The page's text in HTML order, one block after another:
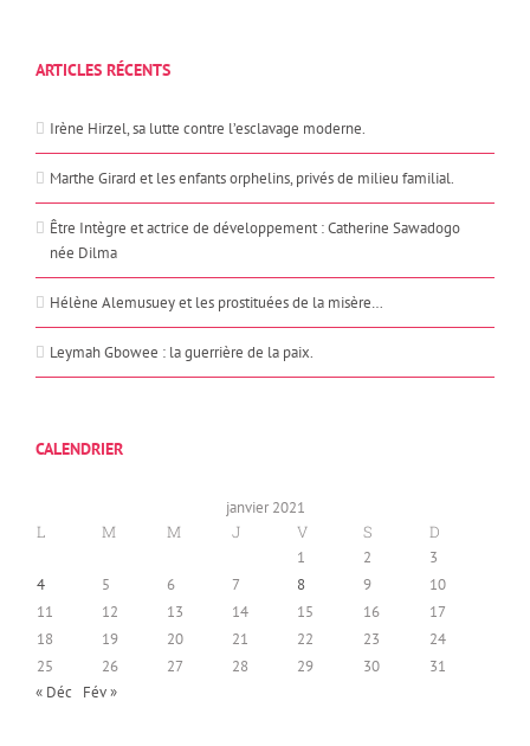
ARTICLES RÉCENTS
Irène Hirzel, sa lutte contre l’esclavage moderne.
Marthe Girard et les enfants orphelins, privés de milieu familial.
Être Intègre et actrice de développement : Catherine Sawadogo
née Dilma
Hélène Alemusuey et les prostituées de la misère…
Leymah Gbowee : la guerrière de la paix.
CALENDRIER
janvier 2021
L M M J V S D
1 2
3
4
5 6 7 8 9
10
11
12 13 14 15 16
17
18
19 20 21 22 23
24
25
26 27 28 29 30
31
« Déc Fév »